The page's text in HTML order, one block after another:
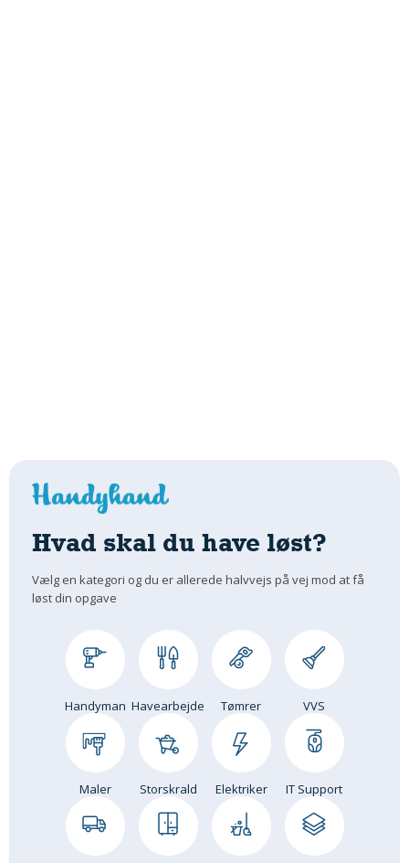
Hvad skal du have løst?
Vælg en kategori og du er allerede halvvejs på vej mod at få
løst din opgave
Handyman Havearbejde Tømrer VVS
Maler Storskrald Elektriker IT Support